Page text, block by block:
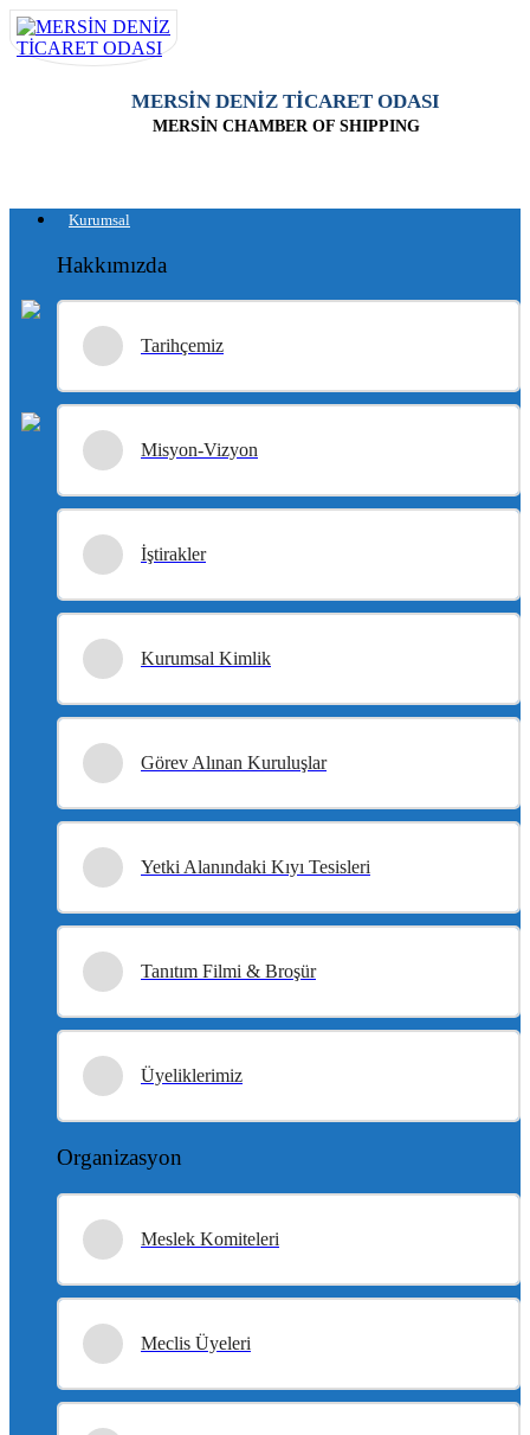
MERSİN DENİZ TİCARET ODASI
MERSİN CHAMBER OF SHIPPING
Kurumsal
Hakkımızda
Tarihçemiz
Misyon-Vizyon
İştirakler
Kurumsal Kimlik
Görev Alınan Kuruluşlar
Yetki Alanındaki Kıyı Tesisleri
Tanıtım Filmi & Broşür
Üyeliklerimiz
Organizasyon
Meslek Komiteleri
Meclis Üyeleri